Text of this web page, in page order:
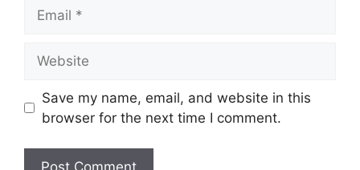
Save my name, email, and website in this
browser for the next time I comment.